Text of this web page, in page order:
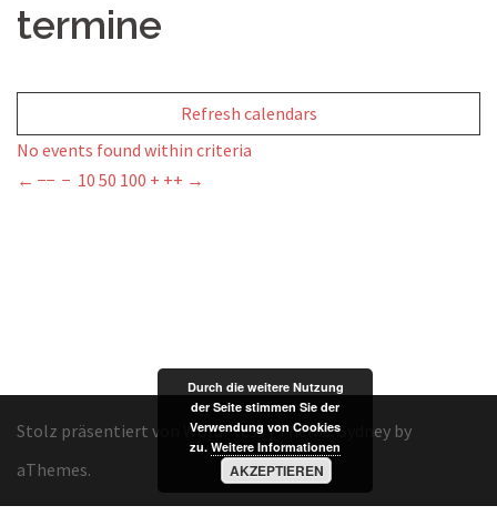
termine
Refresh calendars
No events found within criteria
← −− − 10 50 100 + ++ →
Stolz präsentiert von WordPress |Theme:Sydney by
aThemes.
Durch die weitere Nutzung
der Seite stimmen Sie der
Verwendung von Cookies
zu. Weitere Informationen
AKZEPTIEREN